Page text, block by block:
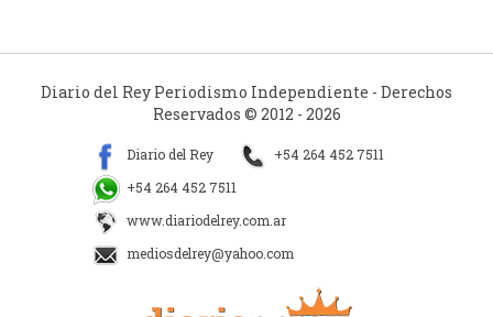
Diario del Rey Periodismo Independiente - Derechos
Reservados © 2012 - 2026
Diario del Rey
+54 264 452 7511
+54 264 452 7511
www.diariodelrey.com.ar
mediosdelrey@yahoo.com